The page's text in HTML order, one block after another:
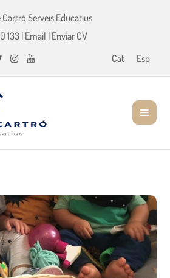
Cartró Serveis Educatius
133| Email | Enviar CV
Cat
Esp